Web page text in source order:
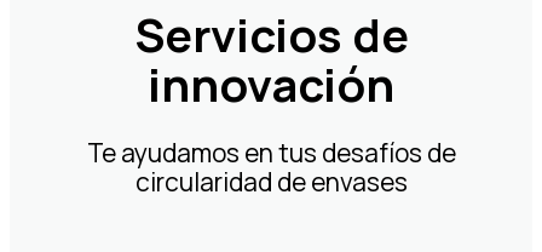
Servicios de
innovación
Te ayudamos en tus desafíos de
circularidad de envases